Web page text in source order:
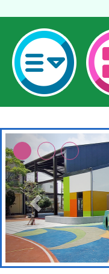
本校